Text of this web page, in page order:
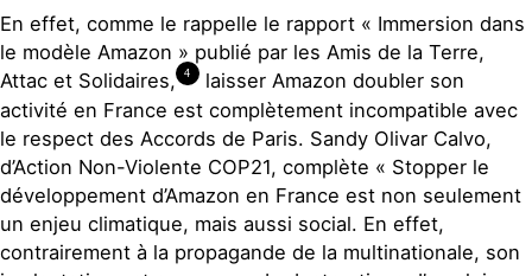
En effet, comme le rappelle le rapport « Immersion dans
le modèle Amazon » publié par les Amis de la Terre,
Attac et Solidaires,
4
laisser Amazon doubler son
activité en France est complètement incompatible avec
le respect des Accords de Paris. Sandy Olivar Calvo,
d’Action Non-Violente COP21, complète « Stopper le
développement d’Amazon en France est non seulement
un enjeu climatique, mais aussi social. En effet,
contrairement à la propagande de la multinationale, son